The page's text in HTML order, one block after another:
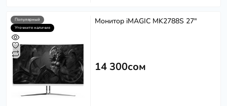
Популярный
Уточните наличие
Монитор iMAGIC MK2788S 27"
14 300сом